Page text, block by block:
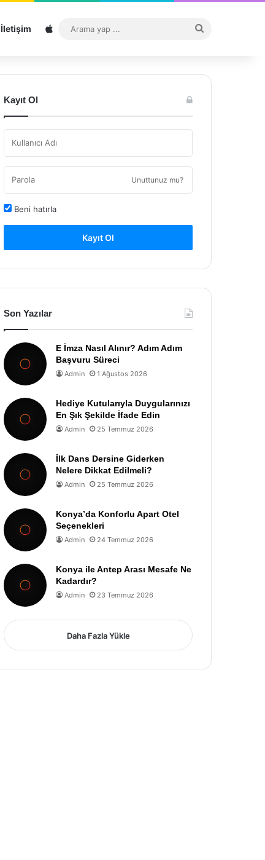
İletişim Sitemap
...
Kayıt Ol
Unuttunuz mu?
Beni hatırla
Kayıt Ol
Son Yazılar
E İmza Nasıl Alınır? Adım Adım
Başvuru Süreci
Admin 1 Ağustos 2026
Hediye Kutularıyla Duygularınızı
En Şık Şekilde İfade Edin
Admin 25 Temmuz 2026
İlk Dans Dersine Giderken
Nelere Dikkat Edilmeli?
Admin 25 Temmuz 2026
Konya’da Konforlu Apart Otel
Seçenekleri
Admin 24 Temmuz 2026
Konya ile Antep Arası Mesafe Ne
Kadardır?
Admin 23 Temmuz 2026
Daha Fazla Yükle